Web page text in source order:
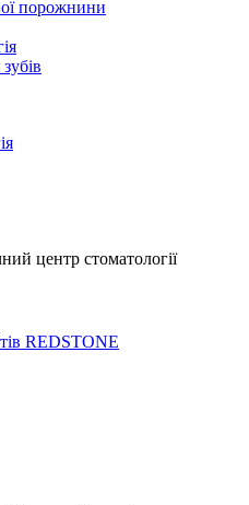
порожнини
центр стоматології
REDSTONE